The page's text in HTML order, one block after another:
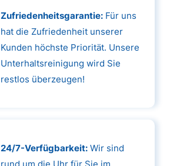
Zufriedenheitsgarantie:Für uns
hat die Zufriedenheit unserer
Kunden höchste Priorität. Unsere
Unterhaltsreinigung wird Sie
restlos überzeugen!
24/7-Verfügbarkeit:Wir sind
rund um die Uhr für Sie im